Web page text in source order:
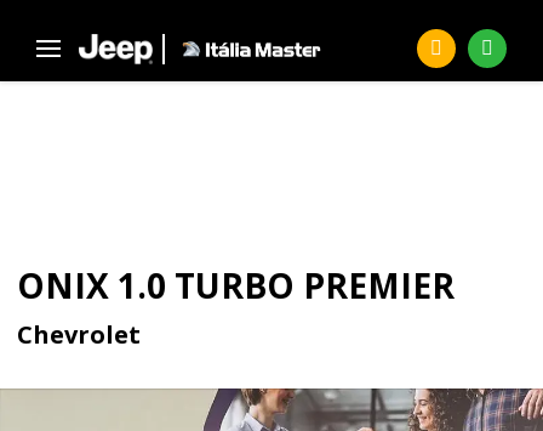
ONIX 1.0 TURBO PREMIER
Chevrolet